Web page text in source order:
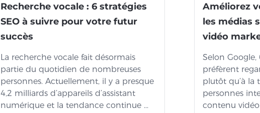
Recherche vocale : 6 stratégies
SEO à suivre pour votre futur
succès
La recherche vocale fait désormais
partie du quotidien de nombreuses
personnes. Actuellement, il y a presque
4,2 milliards d’appareils d’assistant
numérique et la tendance continue ...
Améliorez
les médias
vidéo
Selon
préfèrent
plutôt qu’à la
personnes
contenu vidéo